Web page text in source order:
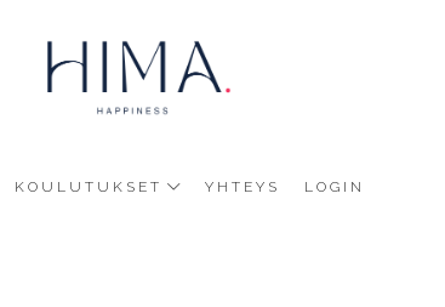
HIMA
Happiness
KOULUTUKSET YHTEYS LOGIN